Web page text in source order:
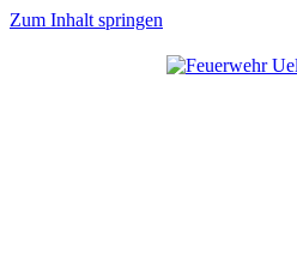
Zum Inhalt springen